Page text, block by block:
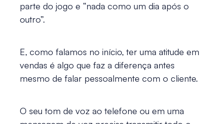
parte do jogo e “nada como um dia após o
outro”.
E, como falamos no início, ter uma atitude em
vendas é algo que faz a diferença antes
mesmo de falar pessoalmente com o cliente.
O seu tom de voz ao telefone ou em uma